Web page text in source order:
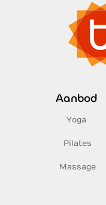
Aanbod
Yoga
Pilates
Massage